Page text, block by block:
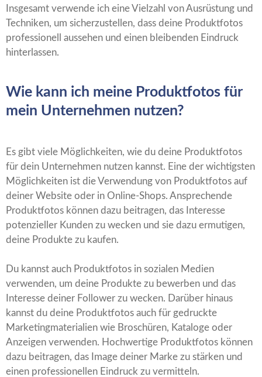
Insgesamt verwende ich eine Vielzahl von Ausrüstung und
Techniken, um sicherzustellen, dass deine Produktfotos
professionell aussehen und einen bleibenden Eindruck
hinterlassen.
Wie kann ich meine Produktfotos für
mein Unternehmen nutzen?
Es gibt viele Möglichkeiten, wie du deine Produktfotos
für dein Unternehmen nutzen kannst. Eine der wichtigsten
Möglichkeiten ist die Verwendung von Produktfotos auf
deiner Website oder in Online-Shops. Ansprechende
Produktfotos können dazu beitragen, das Interesse
potenzieller Kunden zu wecken und sie dazu ermutigen,
deine Produkte zu kaufen.
Du kannst auch Produktfotos in sozialen Medien
verwenden, um deine Produkte zu bewerben und das
Interesse deiner Follower zu wecken. Darüber hinaus
kannst du deine Produktfotos auch für gedruckte
Marketingmaterialien wie Broschüren, Kataloge oder
Anzeigen verwenden. Hochwertige Produktfotos können
dazu beitragen, das Image deiner Marke zu stärken und
einen professionellen Eindruck zu vermitteln.